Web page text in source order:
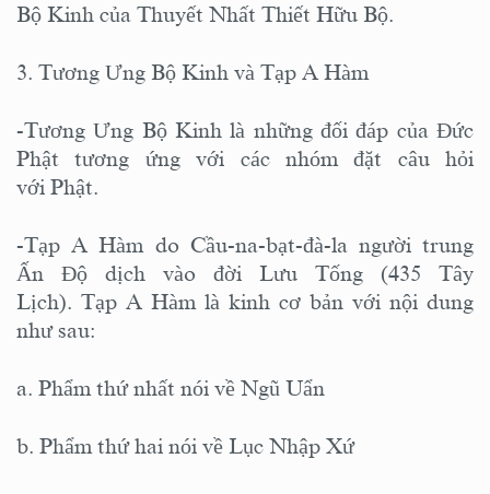
Bộ Kinh của Thuyết Nhất Thiết Hữu Bộ.
3. Tương Ưng Bộ Kinh và Tạp A Hàm
-Tương Ưng Bộ Kinh là những đối đáp của Đức
Phật tương ứng với các nhóm đặt câu hỏi
với Phật.
-Tạp A Hàm do Cầu-na-bạt-đà-la người trung
Ấn Độ dịch vào đời Lưu Tống (435 Tây
Lịch). Tạp A Hàm là kinh cơ bản với nội dung
như sau:
a. Phẩm thứ nhất nói về Ngũ Uẩn
b. Phẩm thứ hai nói về Lục Nhập Xứ